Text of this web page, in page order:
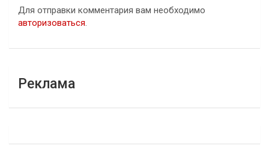
Для отправки комментария вам необходимо
авторизоваться.
Реклама